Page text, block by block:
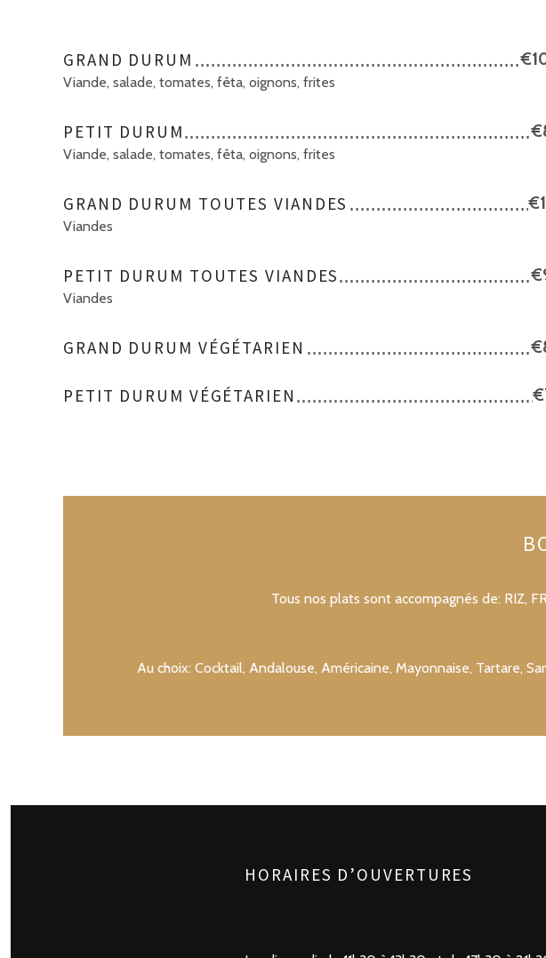
GRAND DURUM
Viande, salade, tomates, fêta, oignons, frites
PETIT DURUM
Viande, salade, tomates, fêta, oignons, frites
GRAND DURUM TOUTES VIANDES
Viandes
PETIT DURUM TOUTES VIANDES
Viandes
GRAND DURUM VÉGÉTARIEN
PETIT DURUM VÉGÉTARIEN
Tous nos plats sont accompagnés de:
Au choix: Cocktail, Andalouse, Américaine, Mayonnaise, Tartare,
HORAIRES D’OUVERTURES